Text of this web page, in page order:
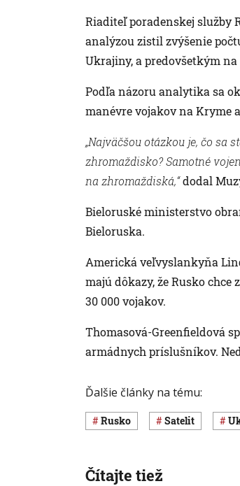
Riaditeľ poradenskej služby
analýzou zistil zvýšenie
Ukrajiny, a predovšetkým
Podľa názoru analytika sa
manévre vojakov na Kryme
„Najväčšou otázkou je, čo sa
zhromaždisko? Samotné
na zhromaždiská,“dodal
Bieloruské ministerstvo
Bieloruska.
Americká veľvyslankyňa
majú dôkazy, že Rusko
30 000 vojakov.
Thomasová-Greenfieldová
armádnych príslušníkov.
Ďalšie články na tému:
Rusko satelit
Čítajte tiež